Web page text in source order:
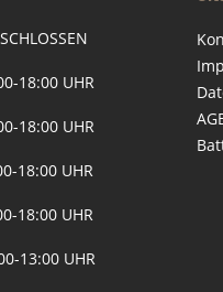
UHR
18:00 UHR
18:00 UHR
UHR
UHR